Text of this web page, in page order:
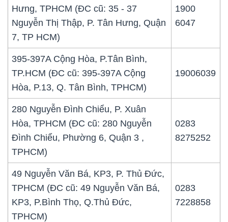
Hưng, TPHCM (ĐC cũ: 35 - 37
Nguyễn Thị Thập, P. Tân Hưng, Quận
7, TP HCM)
1900
6047
395-397A Cộng Hòa, P.Tân Bình,
TP.HCM (ĐC cũ: 395-397A Cộng
Hòa, P.13, Q. Tân Bình, TPHCM)
19006039
280 Nguyễn Đình Chiểu, P. Xuân
Hòa, TPHCM (ĐC cũ: 280 Nguyễn
Đình Chiểu, Phường 6, Quận 3 ,
TPHCM)
0283
8275252
49 Nguyễn Văn Bá, KP3, P. Thủ Đức,
TPHCM (ĐC cũ: 49 Nguyễn Văn Bá,
KP3, P.Bình Thọ, Q.Thủ Đức,
TPHCM)
0283
7228858